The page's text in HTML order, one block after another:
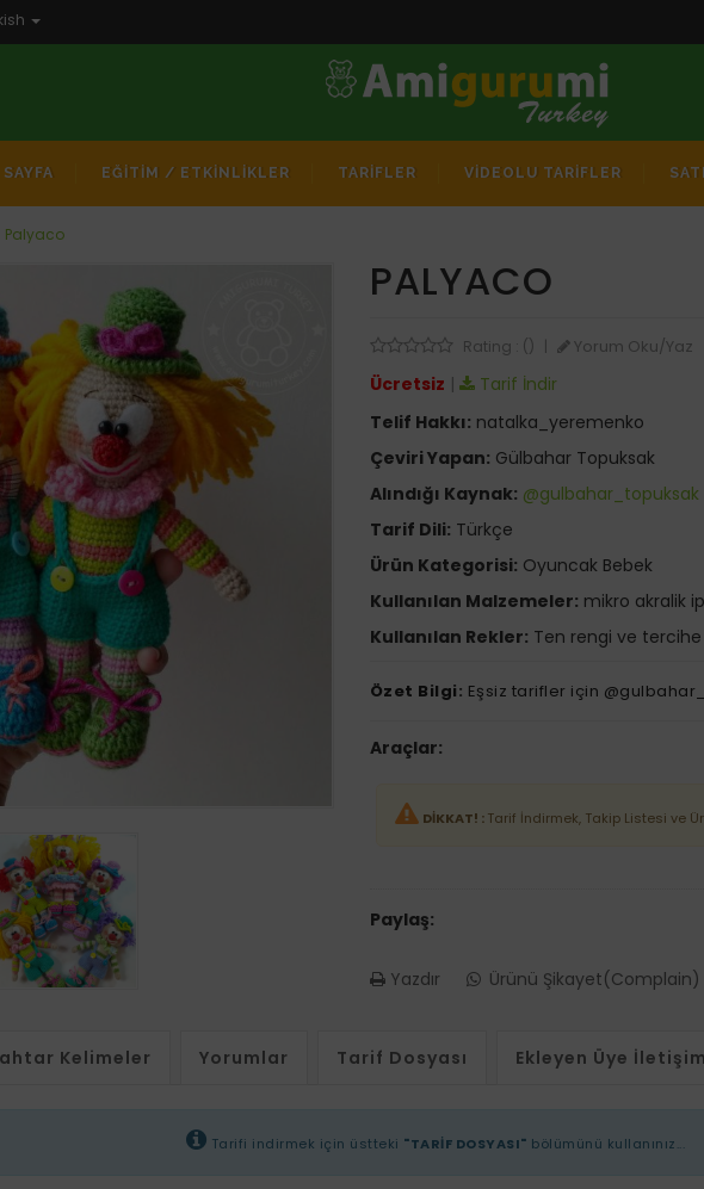
EĞİTİM / ETKİNLİKLER TARİFLER VİDEOLU TARİFLER
Palyaco
PALYACO
Rating : () Yorum Oku/Yaz
Ücretsiz |
Tarif İndir
Telif Hakkı: natalka_yeremenko
Çeviri Yapan: Gülbahar Topuksak
Alındığı Kaynak: @gulbahar_topuksak
Tarif Dili: Türkçe
Ürün Kategorisi: Oyuncak Bebek
Kullanılan Malzemeler: mikro akralik
Kullanılan Rekler: Ten rengi ve
Özet Bilgi: Eşsiz tarifler için
Araçlar:
DİKKAT! :Tarif İndirmek, Takip Listesi ve
Paylaş:
Yazdır Ürünü Şikayet(Complain)
Kelimeler Yorumlar Tarif Dosyası Ekleyen Üye İletişim
Tarifi indirmek için üstteki "TARİF DOSYASI" bölümünü kullanınız...